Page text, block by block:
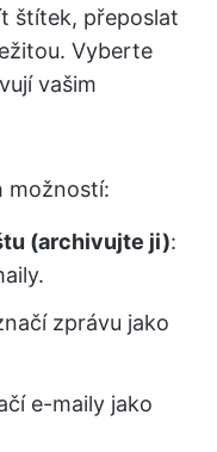
štítek, přeposlat
Vyberte
vašim
možností:
(archivujte ji):
zprávu jako
e-maily jako